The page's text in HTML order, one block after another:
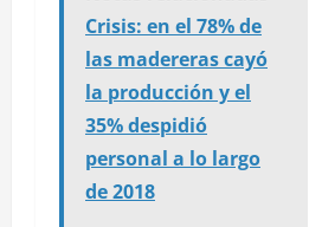
Crisis: en el 78% de
las madereras cayó
la producción y el
35% despidió
personal a lo largo
de 2018